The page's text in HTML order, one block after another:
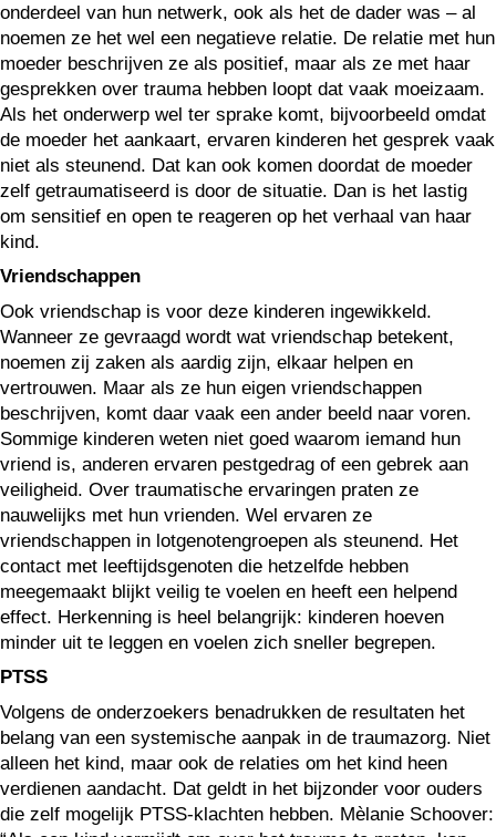
onderdeel van hun netwerk, ook als het de dader was – al
noemen ze het wel een negatieve relatie. De relatie met hun
moeder beschrijven ze als positief, maar als ze met haar
gesprekken over trauma hebben loopt dat vaak moeizaam.
Als het onderwerp wel ter sprake komt, bijvoorbeeld omdat
de moeder het aankaart, ervaren kinderen het gesprek vaak
niet als steunend. Dat kan ook komen doordat de moeder
zelf getraumatiseerd is door de situatie. Dan is het lastig
om sensitief en open te reageren op het verhaal van haar
kind.
Vriendschappen
Ook vriendschap is voor deze kinderen ingewikkeld.
Wanneer ze gevraagd wordt wat vriendschap betekent,
noemen zij zaken als aardig zijn, elkaar helpen en
vertrouwen. Maar als ze hun eigen vriendschappen
beschrijven, komt daar vaak een ander beeld naar voren.
Sommige kinderen weten niet goed waarom iemand hun
vriend is, anderen ervaren pestgedrag of een gebrek aan
veiligheid. Over traumatische ervaringen praten ze
nauwelijks met hun vrienden. Wel ervaren ze
vriendschappen in lotgenotengroepen als steunend. Het
contact met leeftijdsgenoten die hetzelfde hebben
meegemaakt blijkt veilig te voelen en heeft een helpend
effect. Herkenning is heel belangrijk: kinderen hoeven
minder uit te leggen en voelen zich sneller begrepen.
PTSS
Volgens de onderzoekers benadrukken de resultaten het
belang van een systemische aanpak in de traumazorg. Niet
alleen het kind, maar ook de relaties om het kind heen
verdienen aandacht. Dat geldt in het bijzonder voor ouders
die zelf mogelijk PTSS-klachten hebben. Mèlanie Schoover: